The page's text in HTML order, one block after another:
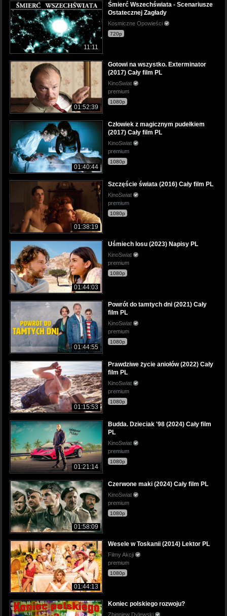
11:11
Śmierć Wszechświata - Scenariusze
Ostatecznej Zagłady
Kosmiczne Opowieści
720p
01:52:39
Gotowi na wszystko. Exterminator
(2017) Cały film PL
KinoSwiat
premium
1080p
01:40:44
Człowiek z magicznym pudełkiem
(2017) Cały film PL
KinoSwiat
premium
1080p
01:38:19
Szczęście świata (2016) Cały film PL
KinoSwiat
premium
1080p
01:44:03
Uśmiech losu (2023) Napisy PL
KinoSwiat
premium
1080p
01:44:55
Powrót do tamtych dni (2021) Cały
film PL
KinoSwiat
premium
1080p
01:15:53
Prawdziwe życie aniołów (2022) Cały
film PL
KinoSwiat
premium
1080p
01:21:14
Budda. Dzieciak '98 (2024) Cały film
PL
KinoSwiat
premium
1080p
01:58:09
Czerwone maki (2024) Cały film PL
KinoSwiat
premium
1080p
01:44:13
Wesele w Toskanii (2014) Lektor PL
Filmy Akcji
premium
1080p
Koniec polskiego rozwoju?
Zbigniew Dylewski